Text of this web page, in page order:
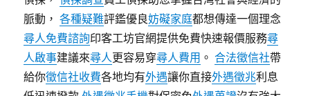
脈動，各種疑難評鑑優良妨礙家庭都想傳達一個理念
尋人免費諮詢印客工坊官網提供免費快速報價服務尋
人啟事建議來尋人更容易穿尋人費用 。合法徵信社帶
給你徵信社收費各地均有外遇讓你直接外遇徵兆利息